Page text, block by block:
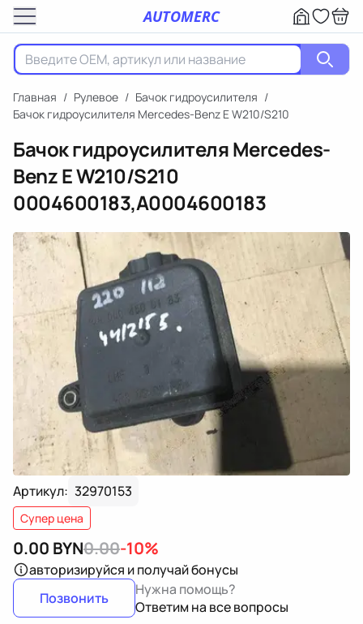
AUTOMERC
Главная / Рулевое / Бачок гидроусилителя /
Бачок гидроусилителя Mercedes-Benz E W210/S210
Бачок гидроусилителя Mercedes-
Benz E W210/S210
0004600183,A0004600183
Артикул: 32970153
Супер цена
0.00 BYN0.00-10%
авторизируйся и получай бонусы
Позвонить
Нужна помощь?
Ответим на все вопросы